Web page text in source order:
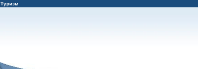
Туризм